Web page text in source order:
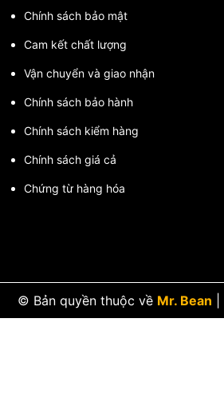
Chính sách bảo mật
Cam kết chất lượng
Vận chuyển và giao nhận
Chính sách bảo hành
Chính sách kiểm hàng
Chính sách giá cả
Chứng từ hàng hóa
© Bản quyền thuộc về Mr. Bean